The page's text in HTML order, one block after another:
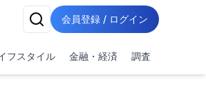
会員登録 / ログイン
フスタイル 金融・経済 調査